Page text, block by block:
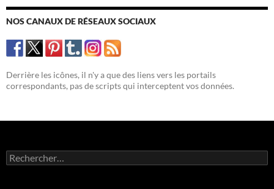
NOS CANAUX DE RÉSEAUX SOCIAUX
Derrière les icônes, il n'y a que des liens vers les portails
correspondants, pas de scripts qui interceptent vos données.
Rechercher :